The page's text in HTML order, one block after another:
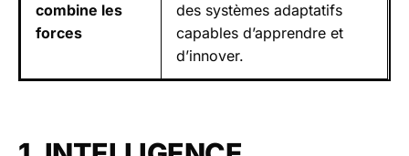
combine les
forces
des systèmes adaptatifs
capables d’apprendre et
d’innover.